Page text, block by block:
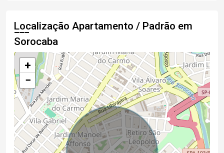
Localização Apartamento / Padrão em
Sorocaba
+
−